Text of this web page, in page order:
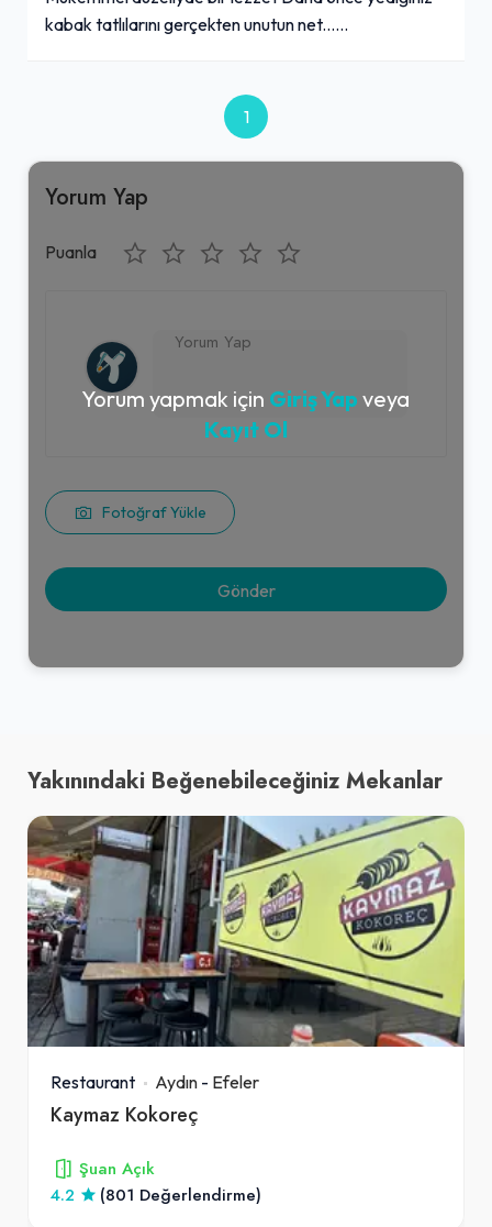
kabak tatlılarını gerçekten unutun net......
1
Yorum Yap
Puanla
Fotoğraf Yükle
Yorum yapmak için Giriş Yap veya
Kayıt Ol
Yakınındaki Beğenebileceğiniz Mekanlar
Restaurant Aydın - Efeler
Kaymaz Kokoreç
Şuan Açık
4.2
(801 Değerlendirme)